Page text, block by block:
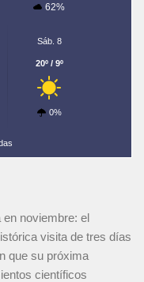
62%
Sáb. 8
20º / 9º
0%
en noviembre: el
visita de tres días
que su próxima
científicos